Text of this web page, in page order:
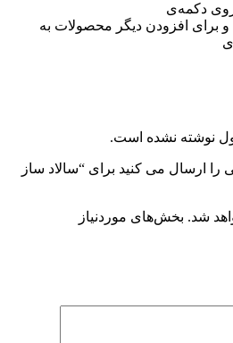
دکمه‌ی
و برای افزودن دیگر محصولات به
نوشته نشده است.
را ارسال می کنید برای “سالاد ساز
شد. بخش‌های موردنیاز